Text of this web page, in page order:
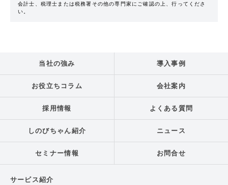
会計士、税理士または税務署その他の専門家にご確認の上、行ってくださ
い。
当社の強み 導入事例
お役立ちコラム 会社案内
採用情報 よくある質問
しのびちゃん紹介 ニュース
セミナー情報 お問合せ
サービス紹介